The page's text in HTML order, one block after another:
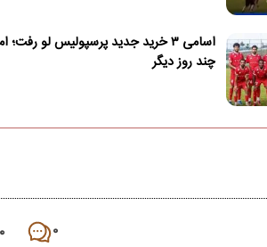
اسامی ۳ خرید جدید پرسپولیس لو رفت؛
چند روز دیگر
۰ ۰